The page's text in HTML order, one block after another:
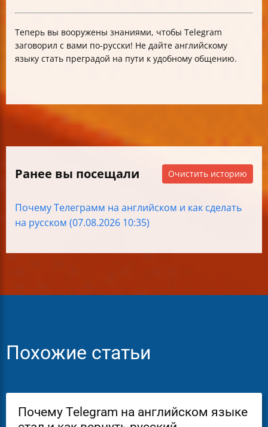
Теперь вы вооружены знаниями, чтобы Telegram
заговорил с вами по-русски! Не дайте английскому
языку стать преградой на пути к удобному общению.
Ранее вы посещали Очистить историю
Почему Телеграмм на английском и как сделать
на русском (07.08.2026 10:35)
Похожие статьи
Почему Telegram на английском языке